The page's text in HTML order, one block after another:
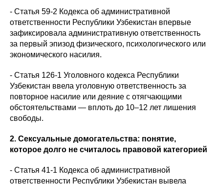
- Статья 59-2 Кодекса об административной
ответственности Республики Узбекистан впервые
зафиксировала административную ответственность
за первый эпизод физического, психологического или
экономического насилия.
- Статья 126-1 Уголовного кодекса Республики
Узбекистан ввела уголовную ответственность за
повторное насилие или деяние с отягчающими
обстоятельствами — вплоть до 10–12 лет лишения
свободы.
2. Сексуальные домогательства: понятие,
которое долго не считалось правовой категорией
- Статья 41-1 Кодекса об административной
ответственности Республики Узбекистан вывела